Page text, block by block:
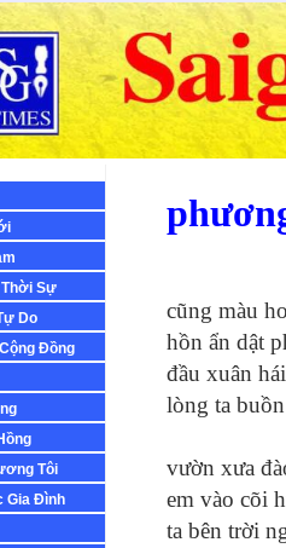
Thời Sự
Do
Ðồng
Tôi
Gia Đình
cũng màu
hồn ẩn dật
đầu xuân
lòng ta
vườn xưa
em vào cõi
ta bên trời